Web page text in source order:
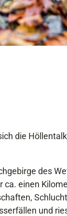
die
des
ca. einen
und